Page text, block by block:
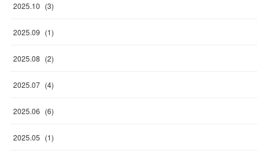
2025.10 (3)
2025.09 (1)
2025.08 (2)
2025.07 (4)
2025.06 (6)
2025.05 (1)